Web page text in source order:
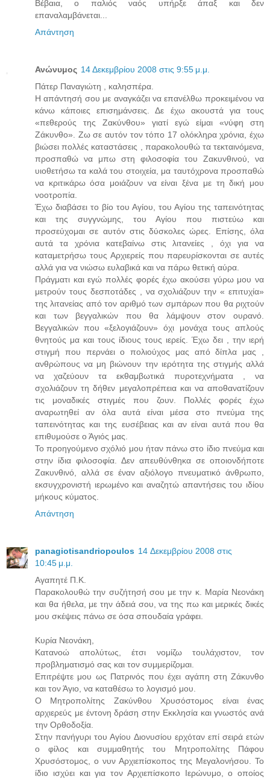
Βέβαια, ο παλιός ναός υπήρξε άπαξ και δεν
επαναλαμβάνεται...
Απάντηση
Ανώνυμος 14 Δεκεμβρίου 2008 στις 9:55 μ.μ.
Πάτερ Παναγιώτη , καλησπέρα.
Η απάντησή σου με αναγκάζει να επανέλθω προκειμένου να
κάνω κάποιες επισημάνσεις. Δε έχω ακουστά για τους
«πεθερούς της Ζακύνθου» γιατί εγώ είμαι «νύφη στη
Ζάκυνθο». Ζω σε αυτόν τον τόπο 17 ολόκληρα χρόνια, έχω
βιώσει πολλές καταστάσεις , παρακολουθώ τα τεκταινόμενα,
προσπαθώ να μπω στη φιλοσοφία του Ζακυνθινού, να
υιοθετήσω τα καλά του στοιχεία, μα ταυτόχρονα προσπαθώ
να κριτικάρω όσα μοιάζουν να είναι ξένα με τη δική μου
νοοτροπία.
Έχω διαβάσει το βίο του Αγίου, του Αγίου της ταπεινότητας
και της συγγνώμης, του Αγίου που πιστεύω και
προσεύχομαι σε αυτόν στις δύσκολες ώρες. Επίσης, όλα
αυτά τα χρόνια κατεβαίνω στις λιτανείες , όχι για να
καταμετρήσω τους Αρχιερείς που παρευρίσκονται σε αυτές
αλλά για να νιώσω ευλαβικά και να πάρω θετική αύρα.
Πράγματι και εγώ πολλές φορές έχω ακούσει γύρω μου να
μετρούν τους δεσποτάδες , να σχολιάζουν την « επιτυχία»
της λιτανείας από τον αριθμό των σμπάρων που θα ριχτούν
και των βεγγαλικών που θα λάμψουν στον ουρανό.
Βεγγαλικών που «ξελογιάζουν» όχι μονάχα τους απλούς
θνητούς μα και τους ίδιους τους ιερείς. Έχω δει , την ιερή
στιγμή που περνάει ο πολιούχος μας από δίπλα μας ,
ανθρώπους να μη βιώνουν την ιερότητα της στιγμής αλλά
να χαζεύουν τα εκθαμβωτικά πυροτεχνήματα , να
σχολιάζουν τη δήθεν μεγαλοπρέπεια και να αποθανατίζουν
τις μοναδικές στιγμές που ζουν. Πολλές φορές έχω
αναρωτηθεί αν όλα αυτά είναι μέσα στο πνεύμα της
ταπεινότητας και της ευσέβειας και αν είναι αυτά που θα
επιθυμούσε ο Άγιός μας.
Το προηγούμενο σχόλιό μου ήταν πάνω στο ίδιο πνεύμα και
στην ίδια φιλοσοφία. Δεν απευθύνθηκα σε οποιονδήποτε
Ζακυνθινό, αλλά σε έναν αξιόλογο πνευματικό άνθρωπο,
εκσυγχρονιστή ιερωμένο και αναζητώ απαντήσεις του ιδίου
μήκους κύματος.
Απάντηση
panagiotisandriopoulos 14 Δεκεμβρίου 2008 στις
10:45 μ.μ.
Αγαπητέ Π.Κ.
Παρακολουθώ την συζήτησή σου με την κ. Μαρία Νεονάκη
και θα ήθελα, με την άδειά σου, να της πω και μερικές δικές
μου σκέψεις πάνω σε όσα σπουδαία γράφει.
Κυρία Νεονάκη,
Κατανοώ απολύτως, έτσι νομίζω τουλάχιστον, τον
προβληματισμό σας και τον συμμερίζομαι.
Επιτρέψτε μου ως Πατρινός που έχει αγάπη στη Ζάκυνθο
και τον Άγιο, να καταθέσω το λογισμό μου.
Ο Μητροπολίτης Ζακύνθου Χρυσόστομος είναι ένας
αρχιερεύς με έντονη δράση στην Εκκλησία και γνωστός ανά
την Ορθοδοξία.
Στην πανήγυρι του Αγίου Διονυσίου ερχόταν επί σειρά ετών
ο φίλος και συμμαθητής του Μητροπολίτης Πάφου
Χρυσόστομος, ο νυν Αρχιεπίσκοπος της Μεγαλονήσου. Το
ίδιο ισχύει και για τον Αρχιεπίσκοπο Ιερώνυμο, ο οποίος